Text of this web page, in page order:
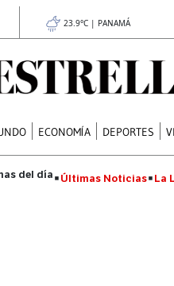
23.9°C | PANAMÁ
ECONOMÍA DEPORTES
Últimas Noticias La